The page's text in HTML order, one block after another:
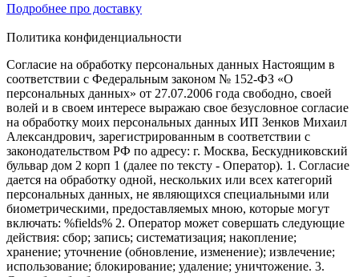
Подробнее про доставку
Политика конфиденциальности
Согласие на обработку персональных данных Настоящим в
соответствии с Федеральным законом № 152-ФЗ «О
персональных данных» от 27.07.2006 года свободно, своей
волей и в своем интересе выражаю свое безусловное согласие
на обработку моих персональных данных ИП Зенков Михаил
Александрович, зарегистрированным в соответствии с
законодательством РФ по адресу: г. Москва, Бескудниковский
бульвар дом 2 корп 1 (далее по тексту - Оператор). 1. Согласие
дается на обработку одной, нескольких или всех категорий
персональных данных, не являющихся специальными или
биометрическими, предоставляемых мною, которые могут
включать: %fields% 2. Оператор может совершать следующие
действия: сбор; запись; систематизация; накопление;
хранение; уточнение (обновление, изменение); извлечение;
использование; блокирование; удаление; уничтожение. 3.